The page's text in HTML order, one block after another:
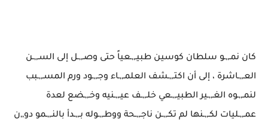
كان نمـ,,ـو سلطان كوسين طبيـ,,ـعياً حتى وصـ,,ـل إلى السـ,,ـن
العـ,,ـاشرة ، إلى أن اكتـ,,ـشف العلمـ,,ـاء وجـ,,ـود ورم المسـ,,ـبب
لنمـ,,ـوه الغـ,,ـير الطبيـ,,ـعي خلـ,,ـف عيـ,,ـنيه وخـ,,ـضع لعدة
عمـ,,ـليات لكـ,,ـنها لم تكـ,,ـن ناجـ,,ـحة ووطـ,,ـوله بـ,,ـدأ بالنـ,,ـمو دو,,ن